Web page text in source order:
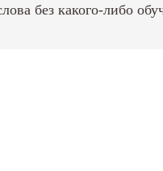
без какого-либо